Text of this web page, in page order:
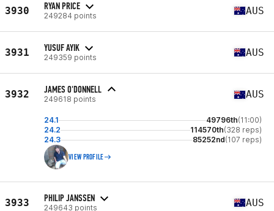
3930 RYAN PRICE
249284 points AUS
3931 YUSUF AYIK
249359 points AUS
3932 JAMES O'DONNELL
249618 points AUS
24.1 49796th(11:00)
24.2
114570th(328 reps)
24.3
85252nd(107 reps)
VIEW PROFILE
3933 PHILIP JANSSEN
249643 points AUS